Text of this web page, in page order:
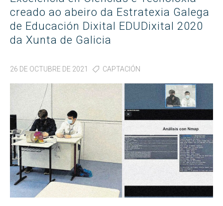
creado ao abeiro da Estratexia Galega
de Educación Dixital EDUDixital 2020
da Xunta de Galicia
26 DE OCTUBRE DE 2021 CAPTACIÓN